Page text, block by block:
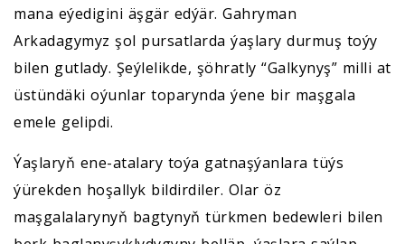
mana eýedigini äşgär edýär. Gahryman
Arkadagymyz şol pursatlarda ýaşlary durmuş toýy
bilen gutlady. Şeýlelikde, şöhratly “Galkynyş” milli at
üstündäki oýunlar toparynda ýene bir maşgala
emele gelipdi.
Ýaşlaryň ene-atalary toýa gatnaşýanlara tüýs
ýürekden hoşallyk bildirdiler. Olar öz
maşgalalarynyň bagtynyň türkmen bedewleri bilen